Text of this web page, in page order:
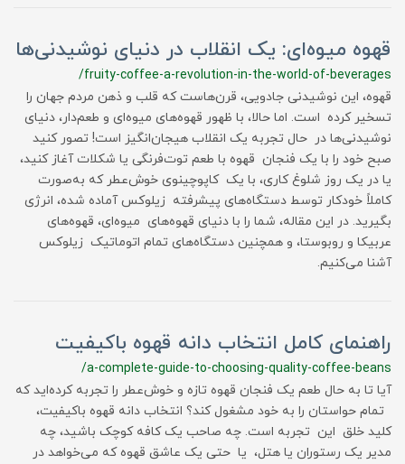
قهوه میوه‌ای: یک انقلاب در دنیای نوشیدنی‌ها
/fruity-coffee-a-revolution-in-the-world-of-beverages
قهوه، این نوشیدنی جادویی، قرن‌هاست که قلب و ذهن مردم جهان را
تسخیر کرده است. اما حالا، با ظهور قهوه‌های میوه‌ای و طعم‌دار، دنیای
نوشیدنی‌ها در حال تجربه یک انقلاب هیجان‌انگیز است! تصور کنید
صبح خود را با یک فنجان قهوه با طعم توت‌فرنگی یا شکلات آغاز کنید،
یا در یک روز شلوغ کاری، با یک کاپوچینوی خوش‌عطر که به‌صورت
کاملاً خودکار توسط دستگاه‌های پیشرفته زیلوکس آماده شده، انرژی
بگیرید. در این مقاله، شما را با دنیای قهوه‌های میوه‌ای، قهوه‌های
عربیکا و روبوستا، و همچنین دستگاه‌های تمام اتوماتیک زیلوکس
آشنا می‌کنیم.
راهنمای کامل انتخاب دانه قهوه باکیفیت
/a-complete-guide-to-choosing-quality-coffee-beans
آیا تا به حال طعم یک فنجان قهوه تازه و خوش‌عطر را تجربه کرده‌اید که
تمام حواستان را به خود مشغول کند؟ انتخاب دانه قهوه باکیفیت،
کلید خلق این تجربه است. چه صاحب یک کافه کوچک باشید، چه
مدیر یک رستوران یا هتل، یا حتی یک عاشق قهوه که می‌خواهد در